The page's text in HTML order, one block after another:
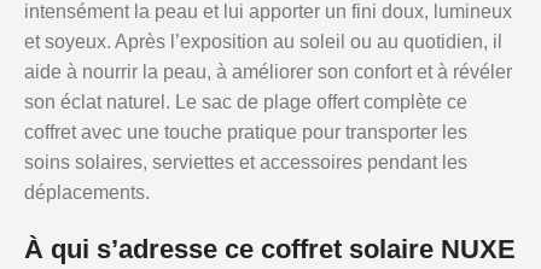
intensément la peau et lui apporter un fini doux, lumineux
et soyeux. Après l’exposition au soleil ou au quotidien, il
aide à nourrir la peau, à améliorer son confort et à révéler
son éclat naturel. Le sac de plage offert complète ce
coffret avec une touche pratique pour transporter les
soins solaires, serviettes et accessoires pendant les
déplacements.
À qui s’adresse ce coffret solaire NUXE